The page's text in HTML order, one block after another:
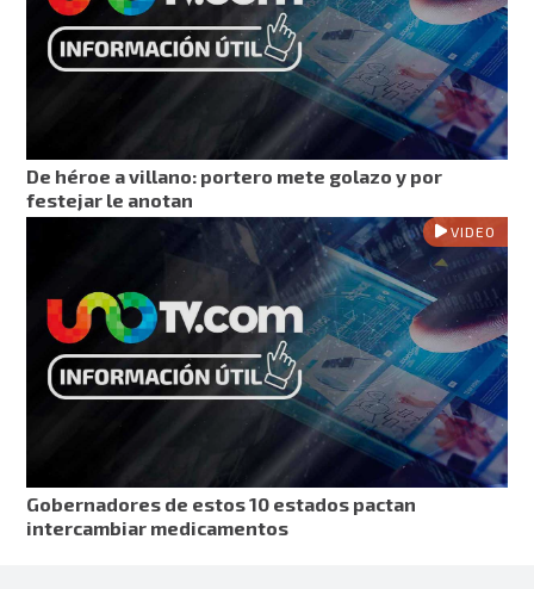
De héroe a villano: portero mete golazo y por
festejar le anotan
VIDEO
Gobernadores de estos 10 estados pactan
intercambiar medicamentos